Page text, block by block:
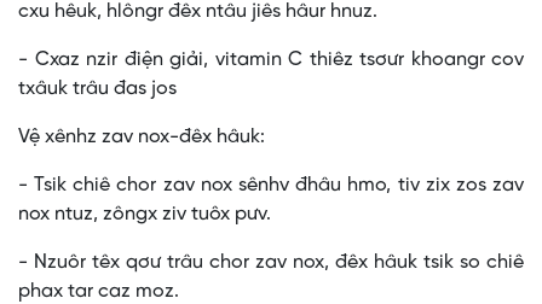
cxu hêuk, hlôngr đêx ntâu jiês hâur hnuz.
- Cxaz nzir điện giải, vitamin C thiêz tsơưr khoangr cov
txâuk trâu đas jos
Vệ xênhz zav nox-đêx hâuk:
- Tsik chiê chor zav nox sênhv đhâu hmo, tiv zix zos zav
nox ntuz, zôngx ziv tuôx pưv.
- Nzuôr têx qơư trâu chor zav nox, đêx hâuk tsik so chiê
phax tar caz moz.